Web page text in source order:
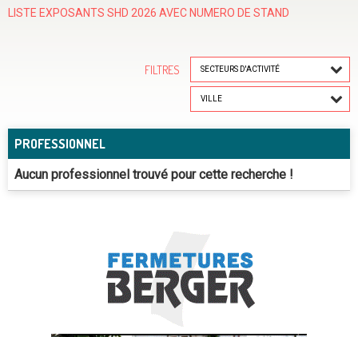
LISTE EXPOSANTS SHD 2026 AVEC NUMERO DE STAND
FILTRES SECTEURS D'ACTIVITÉ
VILLE
PROFESSIONNEL
Aucun professionnel trouvé pour cette recherche !